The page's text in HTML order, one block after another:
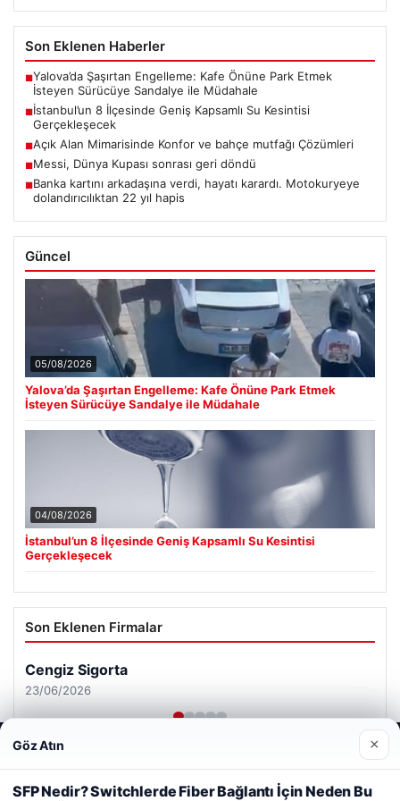
Son Eklenen Haberler
■Yalova’da Şaşırtan Engelleme: Kafe Önüne Park Etmek
İsteyen Sürücüye Sandalye ile Müdahale
■İstanbul’un 8 İlçesinde Geniş Kapsamlı Su Kesintisi
Gerçekleşecek
■Açık Alan Mimarisinde Konfor ve bahçe mutfağı Çözümleri
■Messi, Dünya Kupası sonrası geri döndü
■Banka kartını arkadaşına verdi, hayatı karardı. Motokuryeye
dolandırıcılıktan 22 yıl hapis
Güncel
05/08/2026
Yalova’da Şaşırtan Engelleme: Kafe Önüne Park Etmek
İsteyen Sürücüye Sandalye ile Müdahale
04/08/2026
İstanbul’un 8 İlçesinde Geniş Kapsamlı Su Kesintisi
Gerçekleşecek
Son Eklenen Firmalar
Cengiz Sigorta
23/06/2026
Web sitemizi nasıl kullandığınızı daha iyi anlayabilmek,
deneyiminizi kişiselleştirmek ve geliştirmek amacıyla çerezler
kullanıyoruz. Çerez Politikamız
Göz Atın ×
SFP Nedir? Switchlerde Fiber Bağlantı İçin Neden Bu